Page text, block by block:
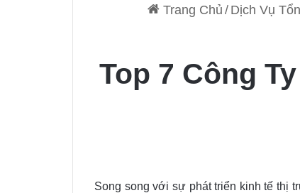
Trang Chủ / Dịch Vụ
Top 7 Công
Song song với sự phát triển kinh tế thị